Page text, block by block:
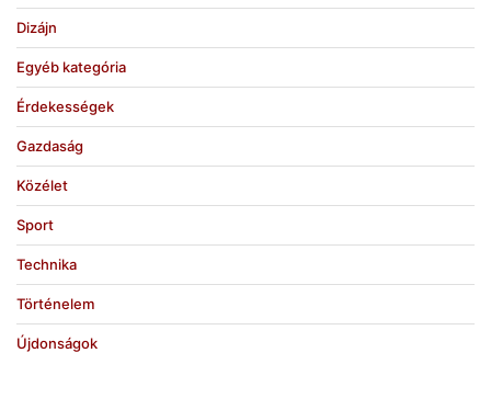
Dizájn
Egyéb kategória
Érdekességek
Gazdaság
Közélet
Sport
Technika
Történelem
Újdonságok